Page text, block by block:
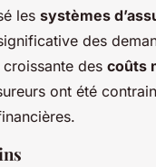
les systèmes
des
croissante des coûts
ont été